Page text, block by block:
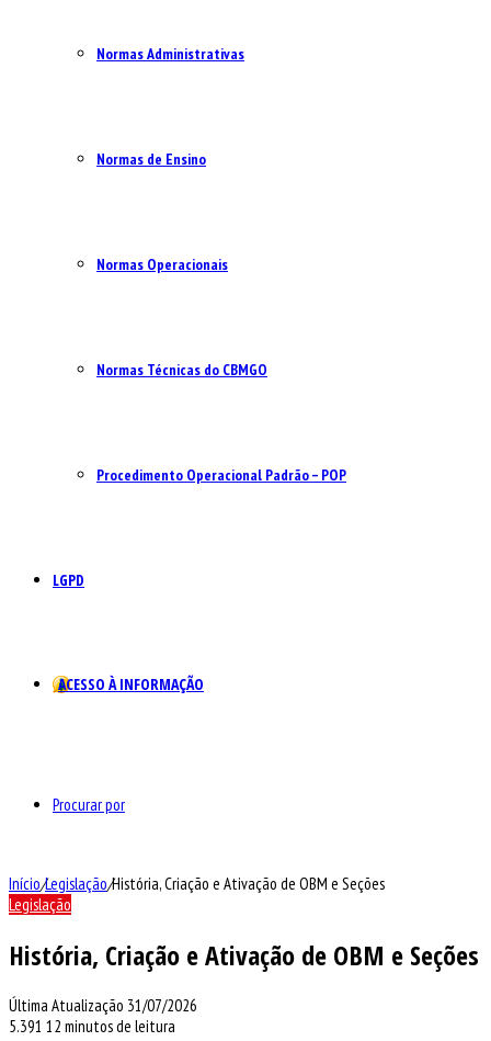
Normas Administrativas
Normas de Ensino
Normas Operacionais
Normas Técnicas do CBMGO
Procedimento Operacional Padrão – POP
LGPD
ACESSO À INFORMAÇÃO
Procurar por
Início/Legislação/História, Criação e Ativação de OBM e Seções
Legislação
História, Criação e Ativação de OBM e Seções
Última Atualização 31/07/2026
5.391 12 minutos de leitura